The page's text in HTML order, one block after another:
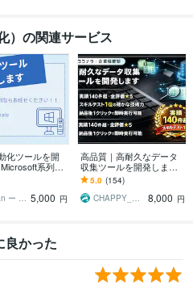
）の関連サービス
化ツールを開
系列な
ださい！！
SNchan ー しんの 5,000 円
高品質｜高耐久なデータ
収集ツールを開発します
実績140件超で全評価★
5！スキルテスト1位の確
かな技術力
5.0 (154)
CHAPPY_Engineer
8,000 円
良かった